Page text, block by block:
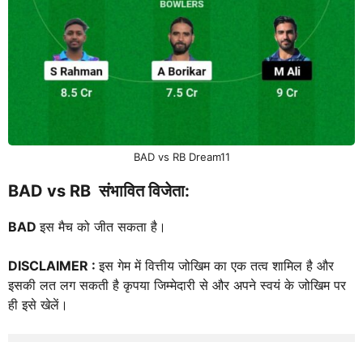
BAD vs RB Dream11
BAD vs RB संभावित विजेता:
BADइस मैच को जीत सकता है।
DISCLAIMER :इस गेम में वित्तीय जोखिम का एक तत्व शामिल है और
इसकी लत लग सकती है कृपया जिम्मेदारी से और अपने स्वयं के जोखिम पर
ही इसे खेलें।